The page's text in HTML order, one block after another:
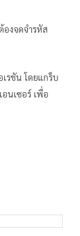
องจดจำรหัส
รชัน โดยแกร็บ
นเซอร์ เพื่อ